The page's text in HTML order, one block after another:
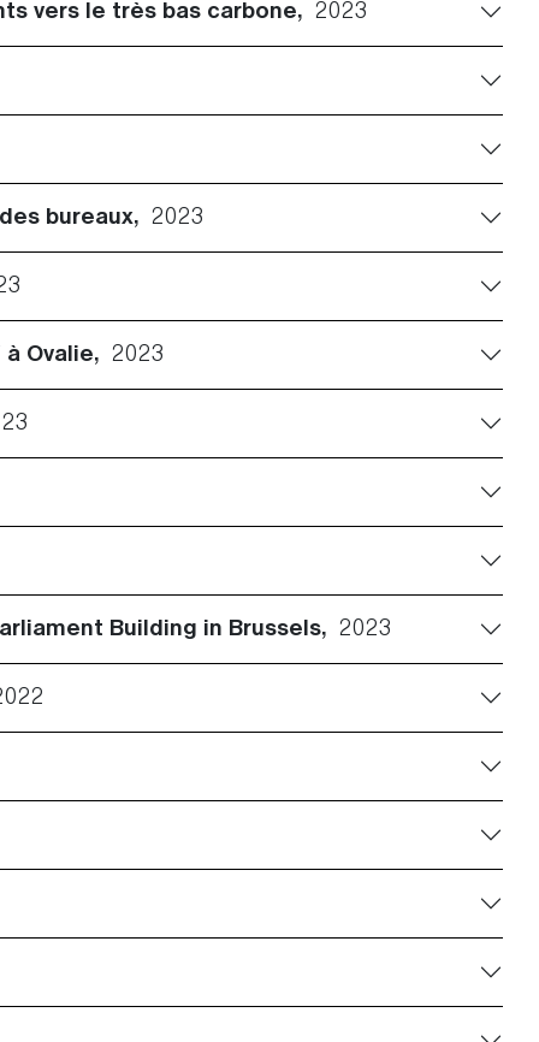
vers le très bas carbone, 2023
bureaux, 2023
Ovalie, 2023
Building in Brussels, 2023